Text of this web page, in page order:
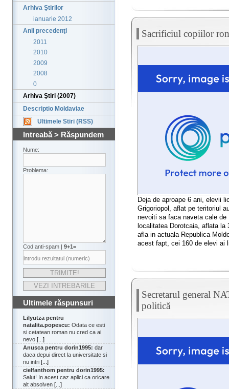
Arhiva Ştirilor
ianuarie 2012
Anii precedenţi
2011
2010
2009
2008
0
Arhiva Ştiri (2007)
Descriptio Moldaviae
Ultimele Stiri (RSS)
Intreabă > Răspundem
Nume:
Problema:
Cod anti-spam | 9+1=
Ultimele răspunsuri
Lilyutza pentru
natalita.popescu: Odata ce esti
si cetatean roman nu cred ca ai
nevo [...]
Anusca pentru dorin1995: dar
daca depui direct la universitate si
nu intri [...]
cielfanthom pentru dorin1995:
Salut! In acest caz aplici ca oricare
alt absolven [...]
Sacrificiul copiilor
Deja de aproape 6 ani, elevii
Grigoriopol, aflat pe teritoriul
nevoiti sa faca naveta cale
localitatea Dorotcaia, aflata la
afla in actuala Republica
acest fapt, cei 160 de elevi ai
Secretarul general
politică